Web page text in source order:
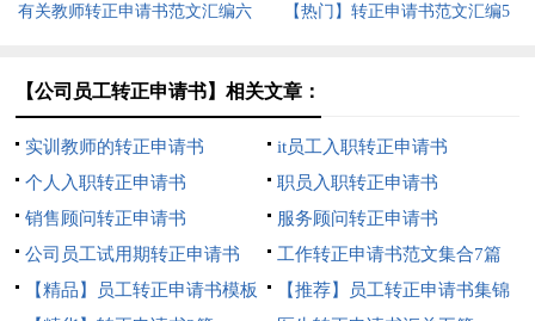
有关教师转正申请书范文汇编六
【热门】转正申请书范文汇编5
【公司员工转正申请书】相关文章：
实训教师的转正申请书
it员工入职转正申请书
个人入职转正申请书
职员入职转正申请书
销售顾问转正申请书
服务顾问转正申请书
公司员工试用期转正申请书
工作转正申请书范文集合7篇
【精品】员工转正申请书模板
【推荐】员工转正申请书集锦